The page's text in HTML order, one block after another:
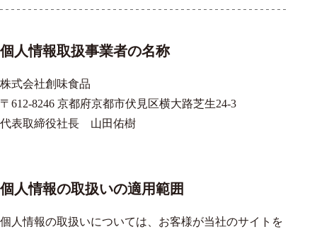
個人情報取扱事業者の名称
株式会社創味食品
〒612-8246 京都府京都市伏見区横大路芝生24-3
代表取締役社長 山田佑樹
個人情報の取扱いの適用範囲
個人情報の取扱いについては、お客様が当社のサイトを